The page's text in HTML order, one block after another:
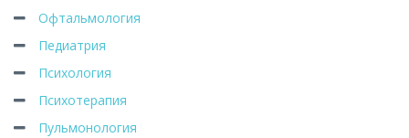
Офтальмология
Педиатрия
Психология
Психотерапия
Пульмонология